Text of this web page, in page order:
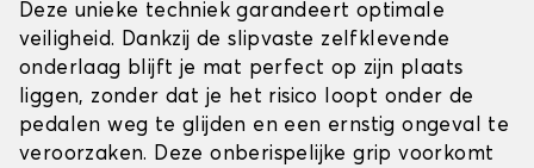
Deze unieke techniek garandeert optimale
veiligheid. Dankzij de slipvaste zelfklevende
onderlaag blijft je mat perfect op zijn plaats
liggen, zonder dat je het risico loopt onder de
pedalen weg te glijden en een ernstig ongeval te
veroorzaken. Deze onberispelijke grip voorkomt